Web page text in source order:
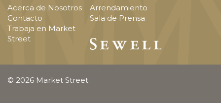
Acerca de Nosotros
Contacto
Trabaja en Market
Street
Arrendamiento
Sala de Prensa
© 2026 Market Street